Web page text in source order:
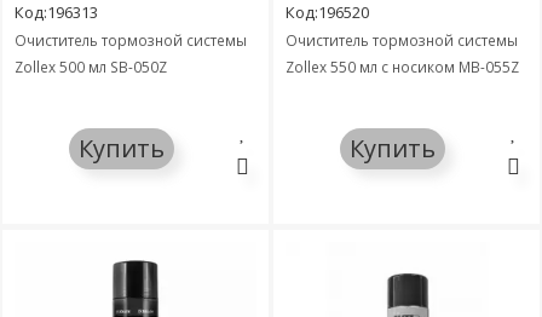
Код:196313
Очиститель тормозной системы
Zollex 500 мл SB-050Z
Купить
Код:196520
Очиститель тормозной системы
Zollex 550 мл с носиком MB-055Z
Купить